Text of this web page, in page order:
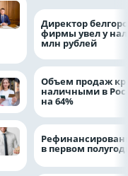
Директор
фирмы увел у
млн рублей
Объем продаж
наличными в
на 64%
в первом